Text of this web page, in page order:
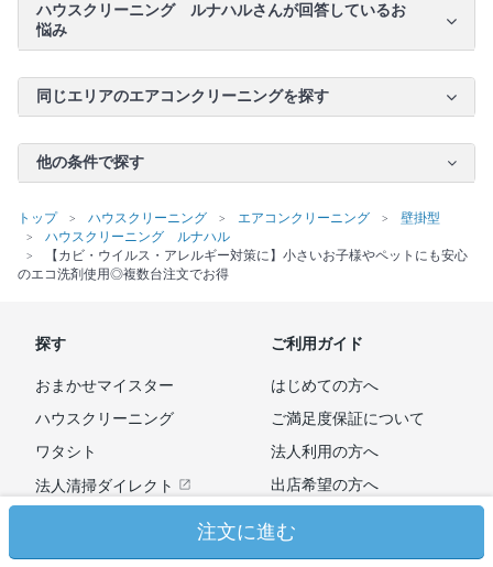
ハウスクリーニング ルナハルさんが回答しているお
悩み
同じエリアのエアコンクリーニングを探す
他の条件で探す
トップ ハウスクリーニング エアコンクリーニング
壁掛型
ハウスクリーニング ルナハル
【カビ・ウイルス・アレルギー対策に】小さいお子様やペットにも安心
のエコ洗剤使用◎複数台注文でお得
注文に進む
探す
おまかせマイスター
ハウスクリーニング
ワタシト
法人清掃ダイレクト
ご利用ガイド
はじめての方へ
ご満足度保証について
法人利用の方へ
出店希望の方へ
広告掲載のお問い合わせ